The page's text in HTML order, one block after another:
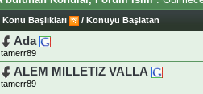
Konu Başlıkları / Konuyu Başlatan
Ada
tamerr89
ALEM MILLETIZ VALLA
tamerr89